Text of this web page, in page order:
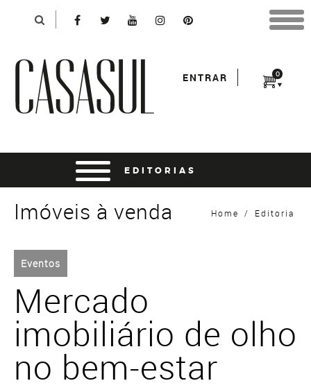
0
ENTRAR
Home / Editoria
Imóveis à venda
Eventos
Mercado
imobiliário de olho
no bem-estar
*Para finalizar sua compra informe seu e-mail:
*Senha:
entrar usando o facebook